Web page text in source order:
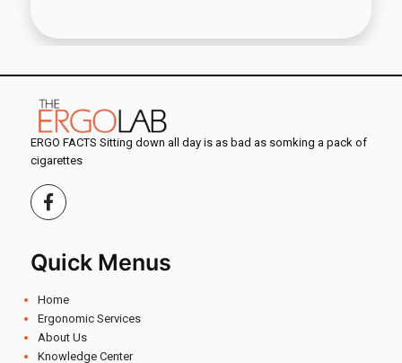
ERGO FACTS Sitting down all day is as bad as somking a pack of
cigarettes
Quick Menus
Home
Ergonomic Services
About Us
Knowledge Center